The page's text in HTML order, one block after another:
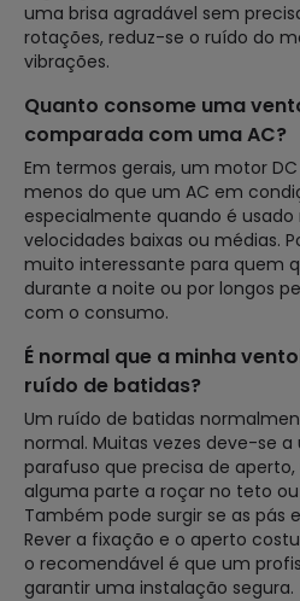
uma brisa agradável sem
rotações, reduz-se o ruído do
vibrações.
Quanto consome uma
comparada com uma AC?
Em termos gerais, um motor
menos do que um AC em
especialmente quando é usado
velocidades baixas ou médias.
muito interessante para quem
durante a noite ou por longos
com o consumo.
É normal que a minha
ruído de batidas?
Um ruído de batidas
normal. Muitas vezes deve-se
parafuso que precisa de
alguma parte a roçar no teto
Também pode surgir se as pás
Rever a fixação e o aperto
o recomendável é que um
garantir uma instalação segura.